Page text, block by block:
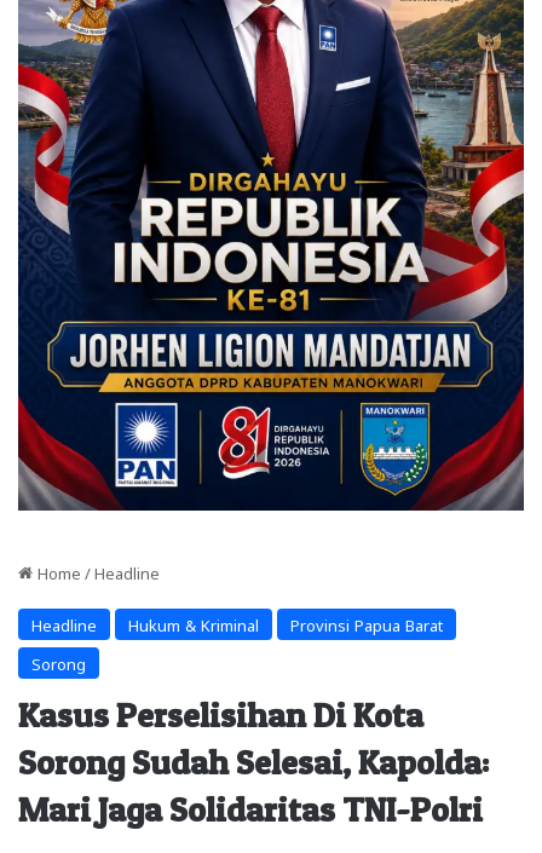
Home / Headline
Headline Hukum & Kriminal Provinsi Papua Barat
Sorong
Kasus Perselisihan Di Kota
Sorong Sudah Selesai, Kapolda:
Mari Jaga Solidaritas TNI-Polri